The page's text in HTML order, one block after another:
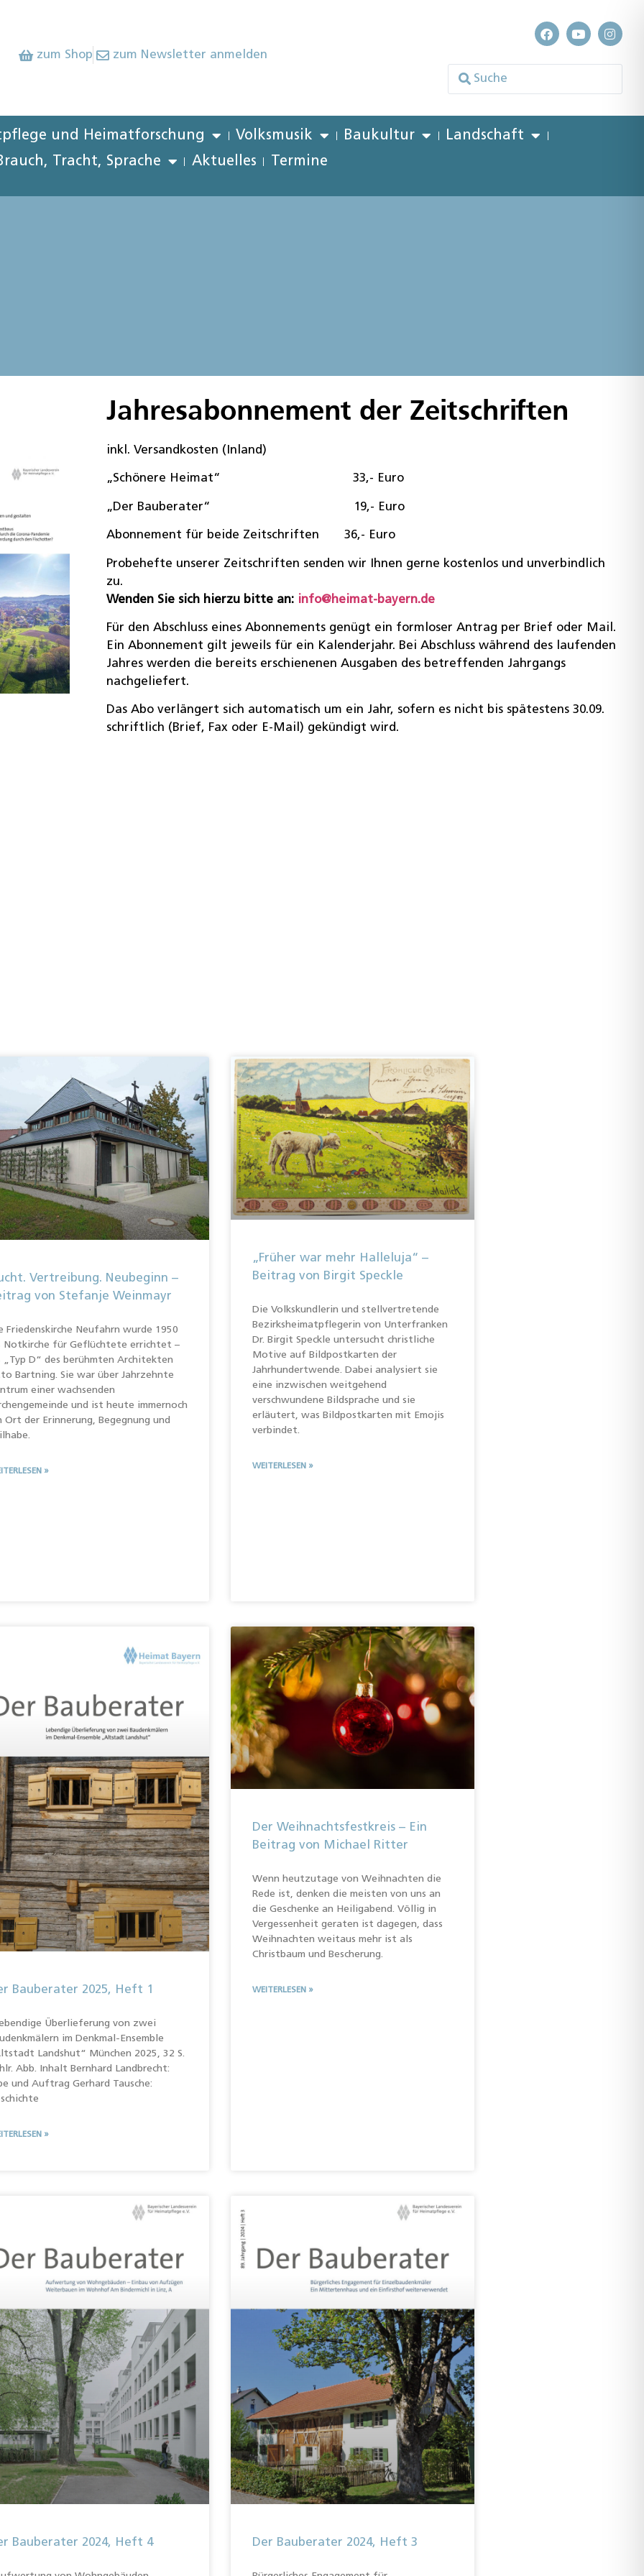
zum Shop zum Newsletter anmelden
und Heimatforschung Volksmusik Baukultur
Landschaft
Tracht, Sprache
Aktuelles Termine
Jahresabonnement der Zeitschriften
inkl. Versandkosten (Inland)
„Schönere Heimat“ 33,- Euro
„Der Bauberater“ 19,- Euro
Abonnement für beide Zeitschriften 36,- Euro
Probehefte unserer Zeitschriften senden wir Ihnen gerne kostenlos und unverbindlich
zu.
Wenden Sie sich hierzu bitte an: info@heimat-bayern.de
Für den Abschluss eines Abonnements genügt ein formloser Antrag per Brief oder Mail.
Ein Abonnement gilt jeweils für ein Kalenderjahr. Bei Abschluss während des laufenden
Jahres werden die bereits erschienenen Ausgaben des betreffenden Jahrgangs
nachgeliefert.
Das Abo verlängert sich automatisch um ein Jahr, sofern es nicht bis spätestens 30.09.
schriftlich (Brief, Fax oder E-Mail) gekündigt wird.
Vertreibung. Neubeginn –
von Stefanje Weinmayr
Friedenskirche Neufahrn wurde 1950
Notkirche für Geflüchtete errichtet –
„Typ D“ des berühmten Architekten
Bartning. Sie war über Jahrzehnte
einer wachsenden
und ist heute immernoch
Ort der Erinnerung, Begegnung und
»
„Früher war mehr Halleluja“ –
Beitrag von Birgit Speckle
Die Volkskundlerin und stellvertretende
Bezirksheimatpflegerin von Unterfranken
Dr. Birgit Speckle untersucht christliche
Motive auf Bildpostkarten der
Jahrhundertwende. Dabei analysiert sie
eine inzwischen weitgehend
verschwundene Bildsprache und sie
erläutert, was Bildpostkarten mit Emojis
verbindet.
WEITERLESEN »
Bauberater 2025, Heft 1
Überlieferung von zwei
im Denkmal-Ensemble
Landshut“ München 2025, 32 S.
Abb. Inhalt Bernhard Landbrecht:
und Auftrag Gerhard Tausche:
»
Der Weihnachtsfestkreis – Ein
Beitrag von Michael Ritter
Wenn heutzutage von Weihnachten die
Rede ist, denken die meisten von uns an
die Geschenke an Heiligabend. Völlig in
Vergessenheit geraten ist dagegen, dass
Weihnachten weitaus mehr ist als
Christbaum und Bescherung.
WEITERLESEN »
Bauberater 2024, Heft 4 Der Bauberater 2024, Heft 3